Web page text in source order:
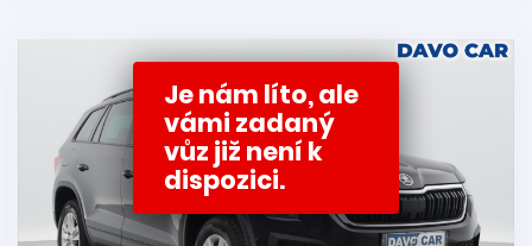
Je nám líto, ale
vámi zadaný
vůz již není k
dispozici.